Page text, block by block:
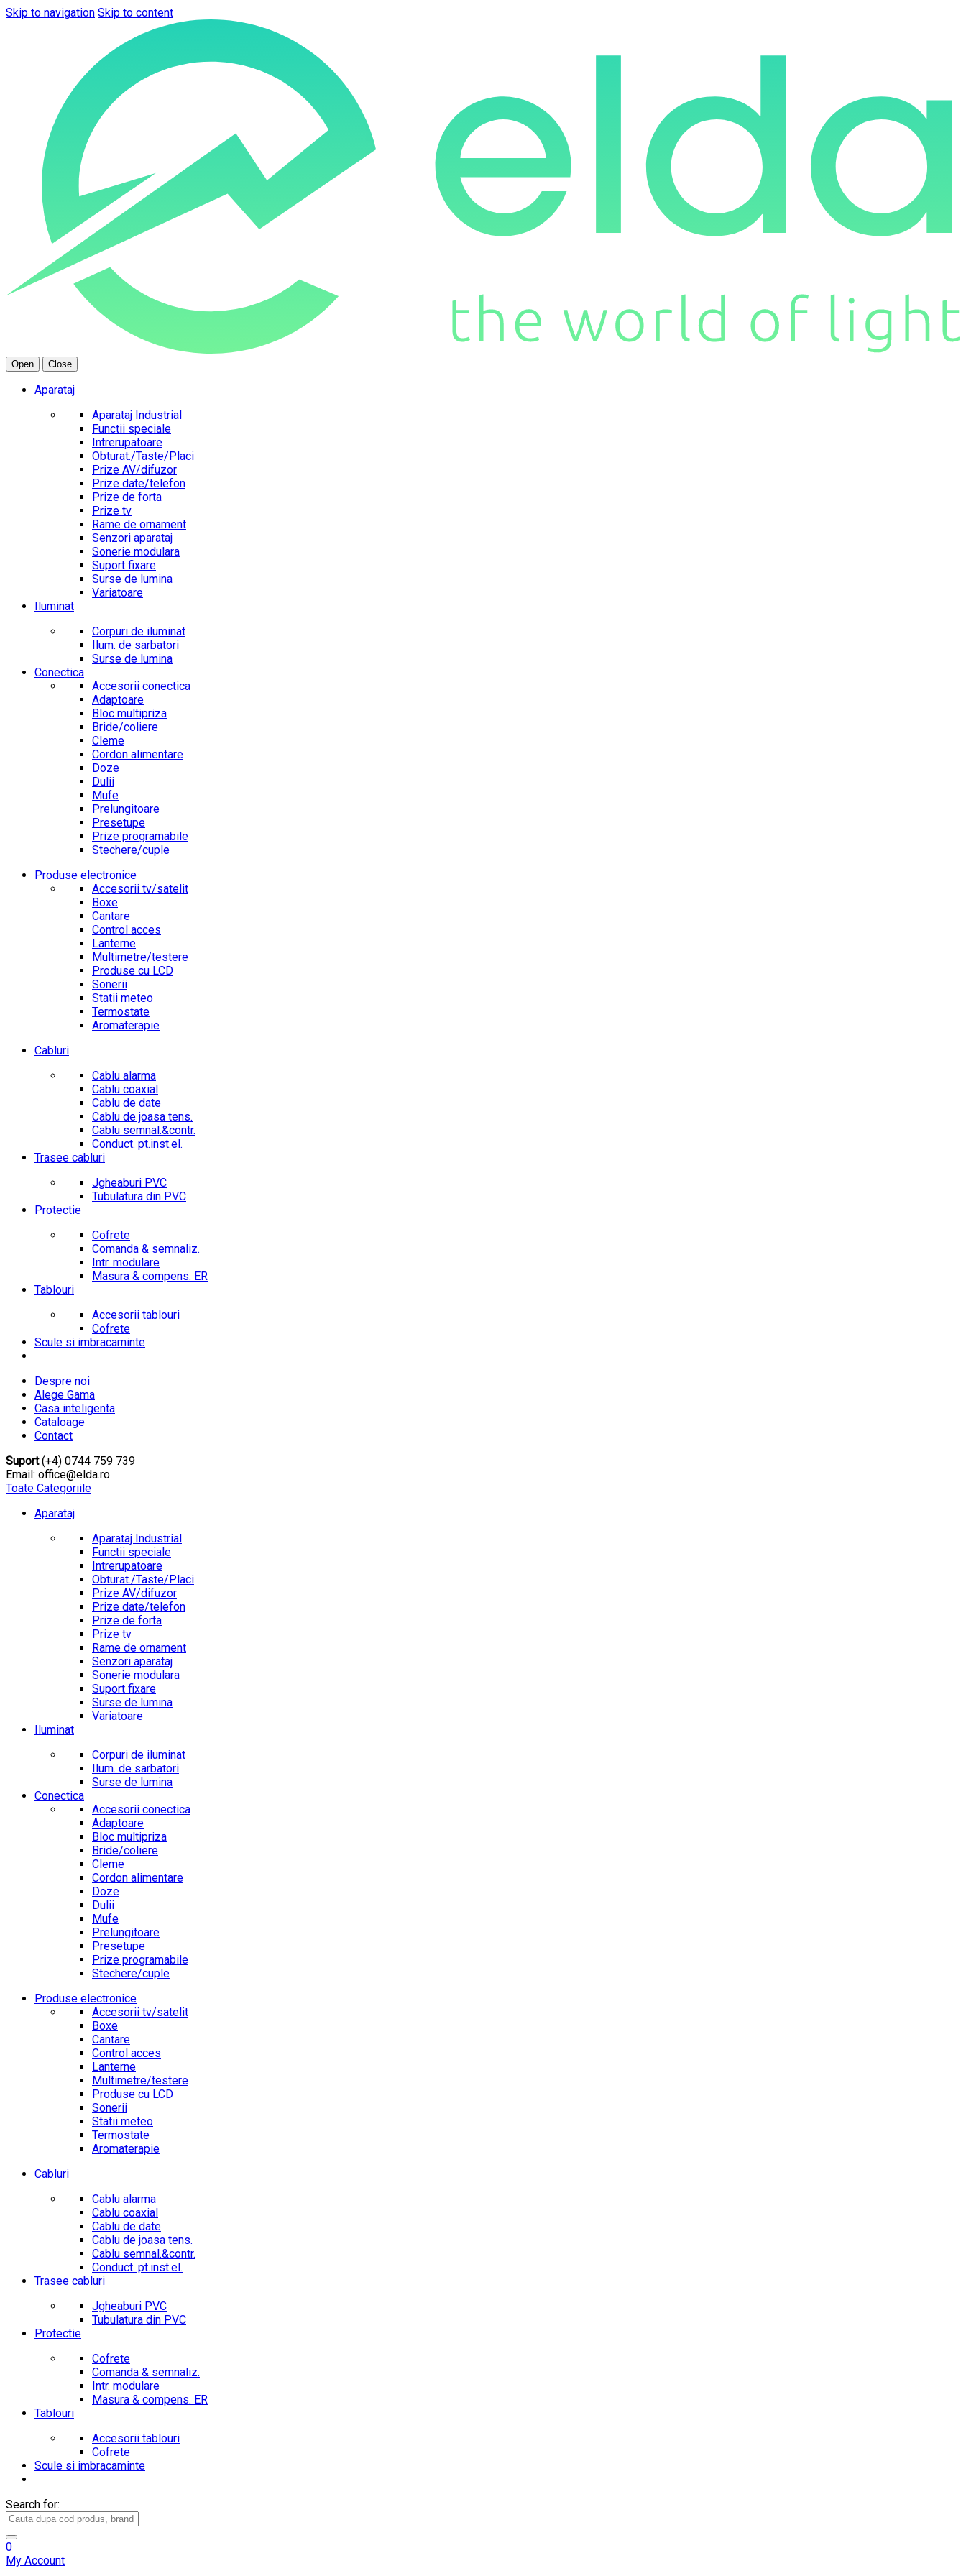
Skip to navigation Skip to content
Open Close
Aparataj
Aparataj Industrial
Functii speciale
Intrerupatoare
Obturat./Taste/Placi
Prize AV/difuzor
Prize date/telefon
Prize de forta
Prize tv
Rame de ornament
Senzori aparataj
Sonerie modulara
Suport fixare
Surse de lumina
Variatoare
Iluminat
Corpuri de iluminat
Ilum. de sarbatori
Surse de lumina
Conectica
Accesorii conectica
Adaptoare
Bloc multipriza
Bride/coliere
Cleme
Cordon alimentare
Doze
Dulii
Mufe
Prelungitoare
Presetupe
Prize programabile
Stechere/cuple
Produse electronice
Accesorii tv/satelit
Boxe
Cantare
Control acces
Lanterne
Multimetre/testere
Produse cu LCD
Sonerii
Statii meteo
Termostate
Aromaterapie
Cabluri
Cablu alarma
Cablu coaxial
Cablu de date
Cablu de joasa tens.
Cablu semnal.&contr.
Conduct. pt.inst.el.
Trasee cabluri
Jgheaburi PVC
Tubulatura din PVC
Protectie
Cofrete
Comanda & semnaliz.
Intr. modulare
Masura & compens. ER
Tablouri
Accesorii tablouri
Cofrete
Scule si imbracaminte
Despre noi
Alege Gama
Casa inteligenta
Cataloage
Contact
Suport(+4) 0744 759 739
Email: office@elda.ro
Toate Categoriile
Aparataj
Aparataj Industrial
Functii speciale
Intrerupatoare
Obturat./Taste/Placi
Prize AV/difuzor
Prize date/telefon
Prize de forta
Prize tv
Rame de ornament
Senzori aparataj
Sonerie modulara
Suport fixare
Surse de lumina
Variatoare
Iluminat
Corpuri de iluminat
Ilum. de sarbatori
Surse de lumina
Conectica
Accesorii conectica
Adaptoare
Bloc multipriza
Bride/coliere
Cleme
Cordon alimentare
Doze
Dulii
Mufe
Prelungitoare
Presetupe
Prize programabile
Stechere/cuple
Produse electronice
Accesorii tv/satelit
Boxe
Cantare
Control acces
Lanterne
Multimetre/testere
Produse cu LCD
Sonerii
Statii meteo
Termostate
Aromaterapie
Cabluri
Cablu alarma
Cablu coaxial
Cablu de date
Cablu de joasa tens.
Cablu semnal.&contr.
Conduct. pt.inst.el.
Trasee cabluri
Jgheaburi PVC
Tubulatura din PVC
Protectie
Cofrete
Comanda & semnaliz.
Intr. modulare
Masura & compens. ER
Tablouri
Accesorii tablouri
Cofrete
Scule si imbracaminte
Search for:
0
My Account